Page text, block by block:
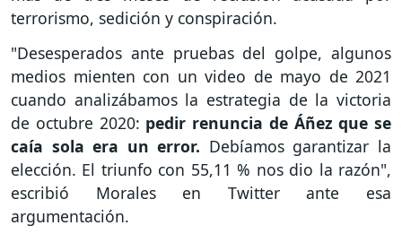
terrorismo, sedición y conspiración.
"Desesperados ante pruebas del golpe, algunos
medios mienten con un video de mayo de 2021
cuando analizábamos la estrategia de la victoria
de octubre 2020: pedir renuncia de Áñez que se
caía sola era un error. Debíamos garantizar la
elección. El triunfo con 55,11 % nos dio la razón",
escribió Morales en Twitter ante esa
argumentación.